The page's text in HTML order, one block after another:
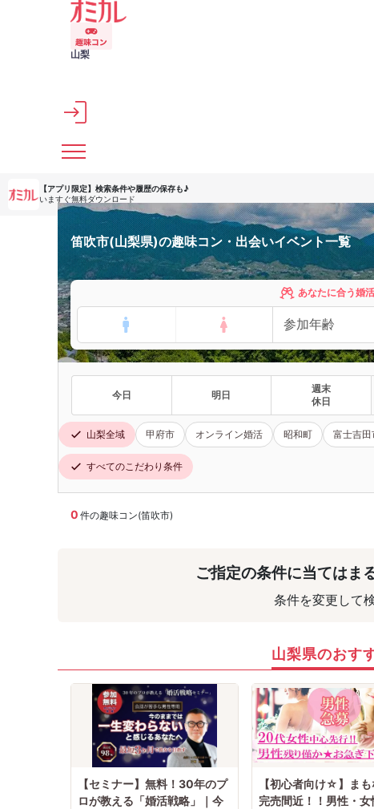
メインコンテンツへスキップ
山梨
【アプリ限定】 検索条件や履歴の保存も♪
いますぐ無料ダウンロード
笛吹市(山梨県)の趣味コン・出会いイベント一覧
あなたに合う婚
今日 明日
週末
休日
山梨全域 甲府市 オンライン婚活 昭和町 富士吉田
すべてのこだわり条件
0 件の趣味コン(笛吹市)
ご指定の条件に当てはま
条件を変更して
山梨県のおす
【セミナー】無料！30年のプ
ロが教える「婚活戦略」｜今
【初心者向け☆】まも
完売間近！！男性・女